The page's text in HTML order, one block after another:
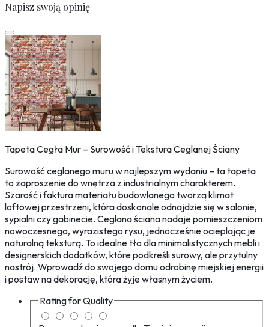
Napisz swoją opinię
Tapeta Cegła Mur – Surowość i Tekstura Ceglanej Ściany
Surowość ceglanego muru w najlepszym wydaniu – ta tapeta
to zaproszenie do wnętrza z industrialnym charakterem.
Szarość i faktura materiału budowlanego tworzą klimat
loftowej przestrzeni, która doskonale odnajdzie się w salonie,
sypialni czy gabinecie. Ceglana ściana nadaje pomieszczeniom
nowoczesnego, wyrazistego rysu, jednocześnie ocieplając je
naturalną teksturą. To idealne tło dla minimalistycznych mebli i
designerskich dodatków, które podkreśli surowy, ale przytulny
nastrój. Wprowadź do swojego domu odrobinę miejskiej energii
i postaw na dekorację, która żyje własnym życiem.
Rating forQuality